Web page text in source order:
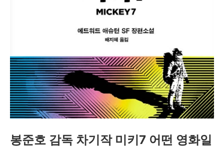
봉준호 감독 차기작 미키7 어떤 영화일